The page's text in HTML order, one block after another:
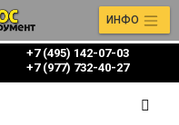
+7 (495) 142-07-03
‎‎+7 (977) 732-40-27
ИНФО